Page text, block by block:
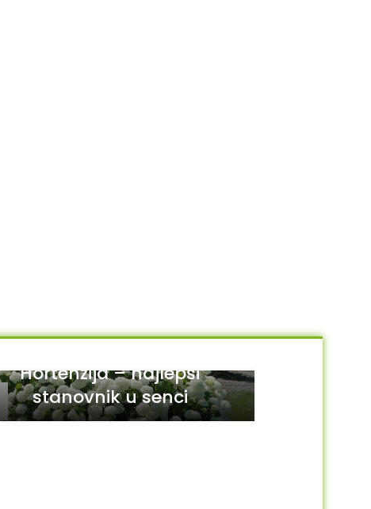
Hortenzija – najlepši
stanovnik u senci